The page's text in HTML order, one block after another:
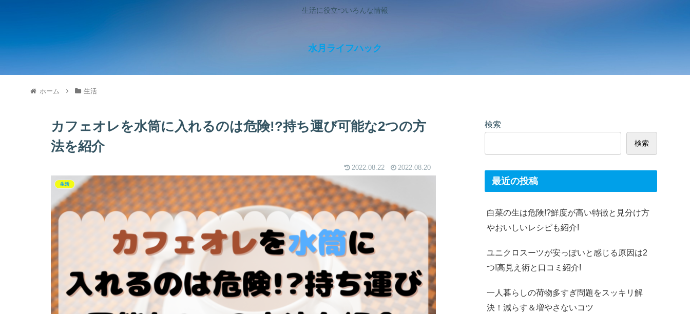
生活に役立ついろんな情報
水月ライフハック
ホーム 生活
カフェオレを水筒に入れるのは危険!?持ち運び可能な2つの方
法を紹介
2022.08.22 2022.08.20
生活
検索
検索
最近の投稿
白菜の生は危険!?鮮度が高い特徴と見分け方
やおいしいレシピも紹介!
ユニクロスーツが安っぽいと感じる原因は2
つ!高見え術と口コミ紹介!
一人暮らしの荷物多すぎ問題をスッキリ解
決！減らす＆増やさないコツ